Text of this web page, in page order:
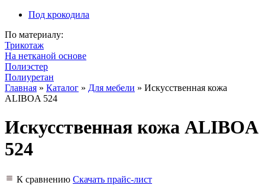
Под крокодила
По материалу:
Трикотаж
На нетканой основе
Полиэстер
Полиуретан
Главная » Каталог » Для мебели » Искусственная кожа
ALIBOA 524
Искусственная кожа ALIBOA
524
К сравнению Скачать прайс-лист